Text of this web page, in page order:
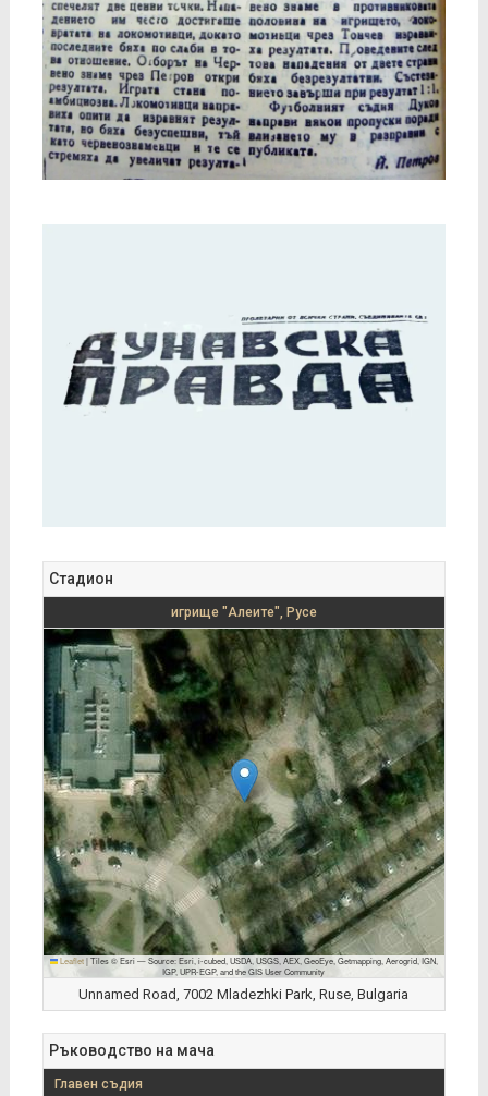
Стадион
игрище "Алеите", Русе
Leaflet |Tiles © Esri — Source: Esri, i-cubed, USDA, USGS, AEX, GeoEye, Getmapping, Aerogrid, IGN,
IGP, UPR-EGP, and the GIS User Community
Unnamed Road, 7002 Mladezhki Park, Ruse, Bulgaria
Ръководство на мача
Главен съдия